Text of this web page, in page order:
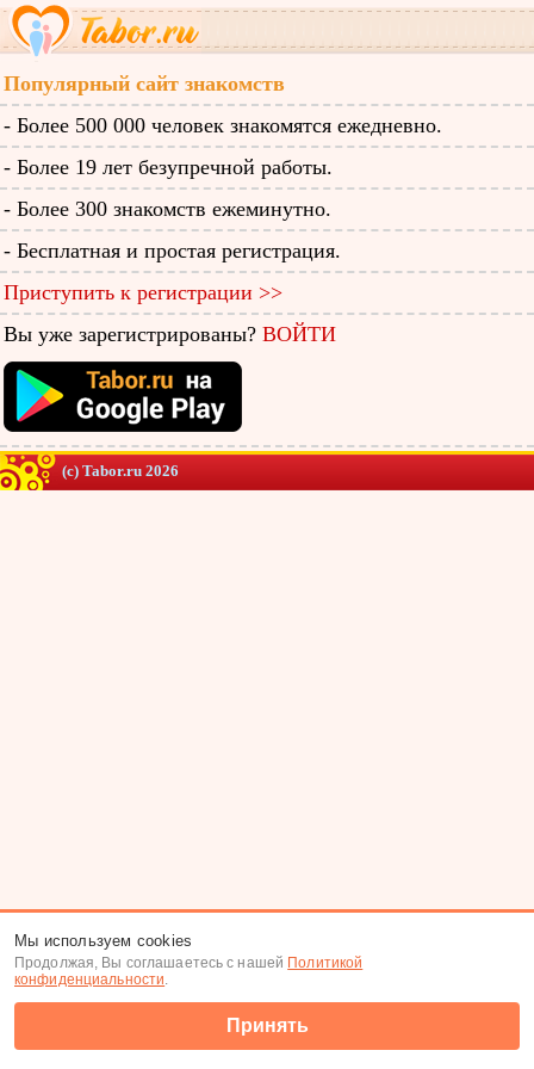
Популярный сайт знакомств
- Более 500 000 человек знакомятся ежедневно.
- Более 19 лет безупречной работы.
- Более 300 знакомств ежеминутно.
- Бесплатная и простая регистрация.
Приступить к регистрации >>
Вы уже зарегистрированы? ВОЙТИ
(c) Tabor.ru 2026
Мы используем cookies
Продолжая, Вы соглашаетесь с нашей Политикой
конфиденциальности.
Принять